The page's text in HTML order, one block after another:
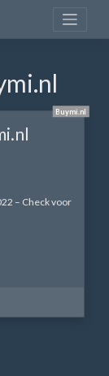
Buymi.nl
– Check voor